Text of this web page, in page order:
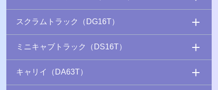
スクラムトラック（DG16T）
ミニキャブトラック（DS16T）
キャリイ（DA63T）